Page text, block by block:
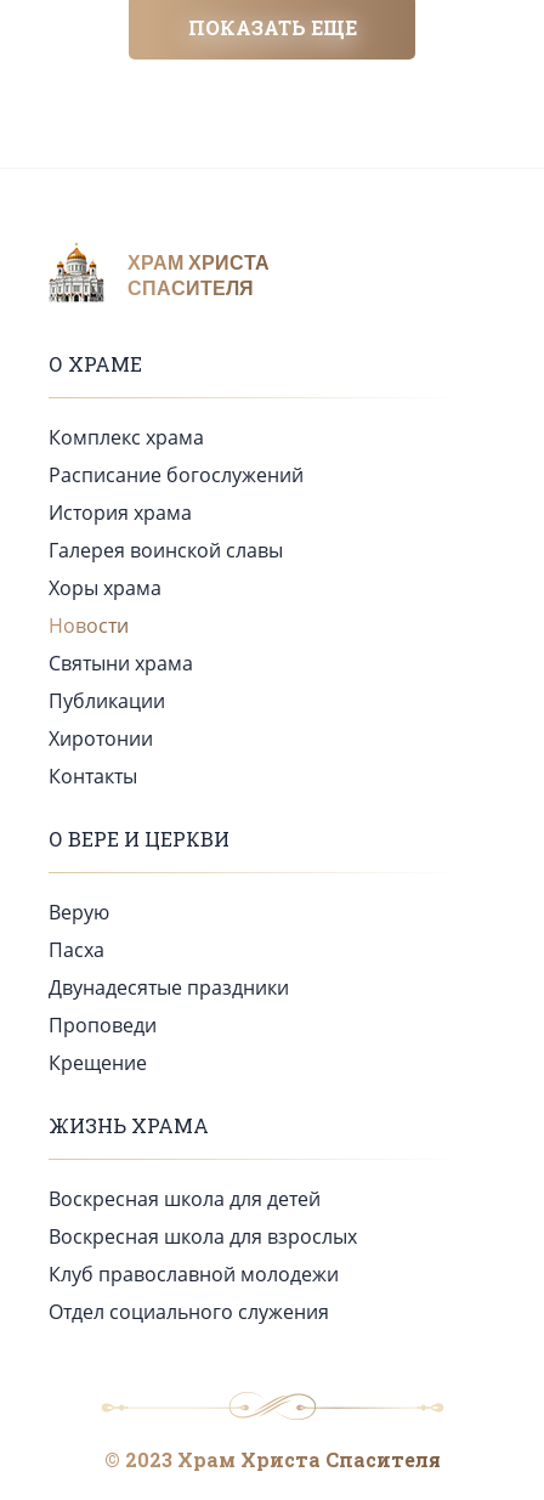
ПОКАЗАТЬ ЕЩЕ
ХРАМ ХРИСТА
СПАСИТЕЛЯ
О ХРАМЕ
Комплекс храма
Расписание богослужений
История храма
Галерея воинской славы
Хоры храма
Новости
Святыни храма
Публикации
Хиротонии
Контакты
О ВЕРЕ И ЦЕРКВИ
Верую
Пасха
Двунадесятые праздники
Проповеди
Крещение
ЖИЗНЬ ХРАМА
Воскресная школа для детей
Воскресная школа для взрослых
Клуб православной молодежи
Отдел социального служения
© 2023 Храм Христа Спасителя